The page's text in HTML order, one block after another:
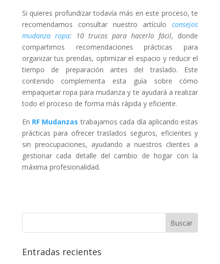
Si quieres profundizar todavía más en este proceso, te
recomendamos consultar nuestro artículoconsejos
mudanza ropa: 10 trucos para hacerlo fácil, donde
compartimos recomendaciones prácticas para
organizar tus prendas, optimizar el espacio y reducir el
tiempo de preparación antes del traslado. Este
contenido complementa esta guía sobre cómo
empaquetar ropa para mudanza y te ayudará a realizar
todo el proceso de forma más rápida y eficiente.
En RF Mudanzas trabajamos cada día aplicando estas
prácticas para ofrecer traslados seguros, eficientes y
sin preocupaciones, ayudando a nuestros clientes a
gestionar cada detalle del cambio de hogar con la
máxima profesionalidad.
Entradas recientes